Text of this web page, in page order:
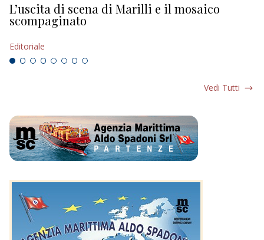
L’uscita di scena di Marilli e il mosaico
scompaginato
Editoriale
Vedi Tutti